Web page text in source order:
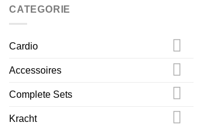
CATEGORIE
Cardio
Accessoires
Complete Sets
Kracht